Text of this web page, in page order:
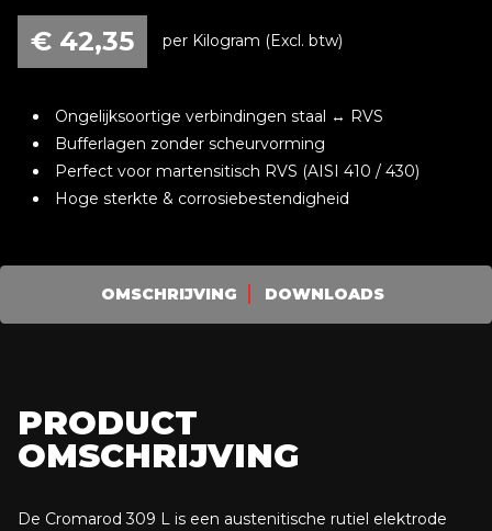
€ 42,35 per Kilogram (Excl. btw)
Ongelijksoortige verbindingen staal ↔ RVS
Bufferlagen zonder scheurvorming
Perfect voor martensitisch RVS (AISI 410 / 430)
Hoge sterkte & corrosiebestendigheid
OMSCHRIJVING DOWNLOADS
PRODUCT
OMSCHRIJVING
De Cromarod 309 L is een austenitische rutiel elektrode